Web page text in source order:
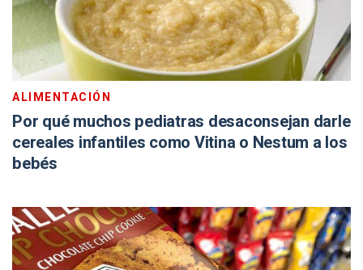
ALIMENTACIÓN
Por qué muchos pediatras desaconsejan darle
cereales infantiles como Vitina o Nestum a los
bebés